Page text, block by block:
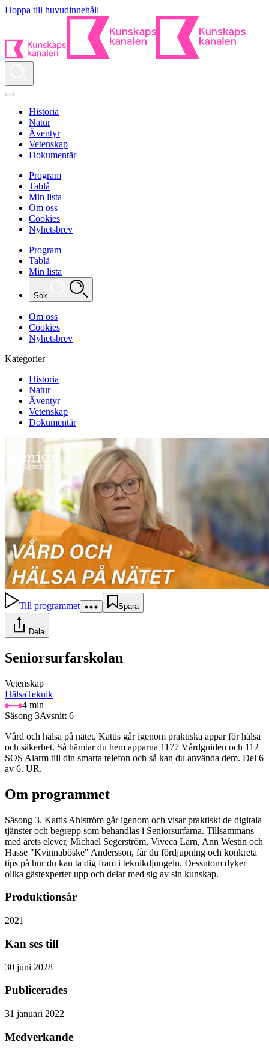
Hoppa till huvudinnehåll
Historia
Natur
Äventyr
Vetenskap
Dokumentär
Program
Tablå
Min lista
Om oss
Cookies
Nyhetsbrev
Program
Tablå
Min lista
Sök
Om oss
Cookies
Nyhetsbrev
Kategorier
Historia
Natur
Äventyr
Vetenskap
Dokumentär
Till programmet Spara
Dela
Seniorsurfarskolan
Vetenskap
HälsaTeknik
4 min
Säsong 3Avsnitt 6
Vård och hälsa på nätet. Kattis går igenom praktiska appar för hälsa
och säkerhet. Så hämtar du hem apparna 1177 Vårdguiden och 112
SOS Alarm till din smarta telefon och så kan du använda dem. Del 6
av 6. UR.
Om programmet
Säsong 3. Kattis Ahlström går igenom och visar praktiskt de digitala
tjänster och begrepp som behandlas i Seniorsurfarna. Tillsammans
med årets elever, Michael Segerström, Viveca Lärn, Ann Westin och
Hasse "Kvinnaböske" Andersson, får du fördjupning och konkreta
tips på hur du kan ta dig fram i teknikdjungeln. Dessutom dyker
olika gästexperter upp och delar med sig av sin kunskap.
Produktionsår
2021
Kan ses till
30 juni 2028
Publicerades
31 januari 2022
Medverkande